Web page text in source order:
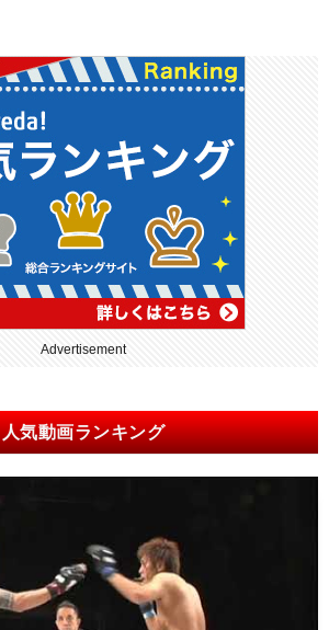
Advertisement
人気動画ランキング